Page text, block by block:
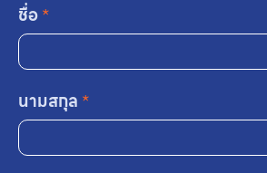
ชื่อ*
นามสกุล *